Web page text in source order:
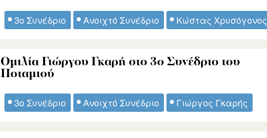
3ο Συνέδριο Ανοιχτό Συνέδριο
Κώστας Χρυσόγονος
Ομιλία Γιώργου Γκαρή στο 3ο Συνέδριο του
Ποταμιού
3ο Συνέδριο Ανοιχτό Συνέδριο
Γιώργος Γκαρής